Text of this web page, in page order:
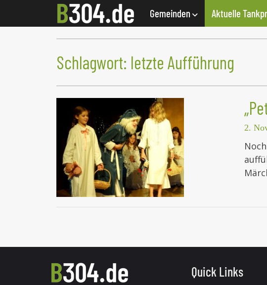
Gemeinden Aktuelle
Schlagwort: letzte Aufführung
2.
Quick Links